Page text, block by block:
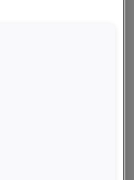
Touch-
seiner
an